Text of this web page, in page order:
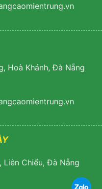
Hoà Khánh, Đà Nẵng
Chiểu, Đà Nẵng